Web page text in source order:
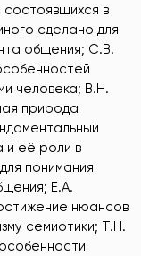
в
сделано для
общения; С.В.
человека; В.Н.
природа
и её роли в
понимания
Е.А.
нюансов
семиотики; Т.Н.